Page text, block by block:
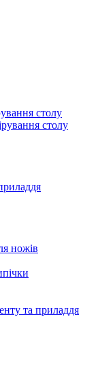
столу
столу
ножів
та приладдя